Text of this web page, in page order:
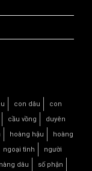
con dâu
con
cầu vồng
duyên
hoàng hậu
hoàng
ngoại tình
người
nàng dâu số phận